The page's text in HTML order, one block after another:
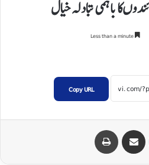
کا باہمی تبادلہ خیال
Copy URL